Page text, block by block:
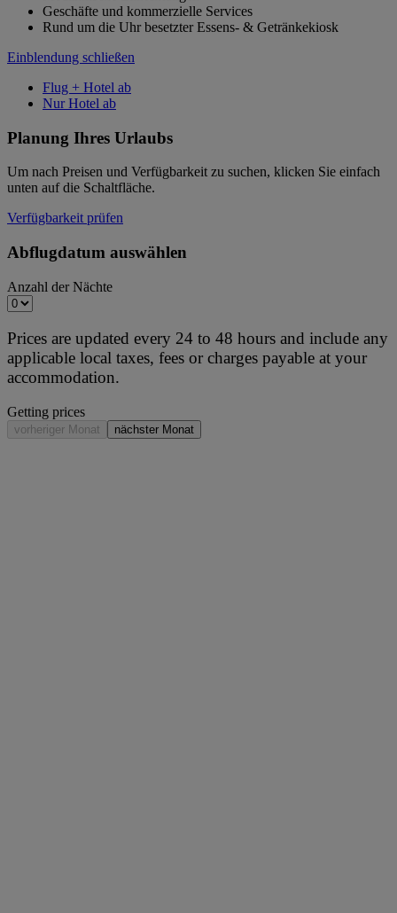
Geschäfte und kommerzielle Services
Rund um die Uhr besetzter Essens- & Getränkekiosk
Einblendung schließen
Flug + Hotel ab
Nur Hotel ab
Planung Ihres Urlaubs
Um nach Preisen und Verfügbarkeit zu suchen, klicken Sie einfach
unten auf die Schaltfläche.
Verfügbarkeit prüfen
Abflugdatum auswählen
Anzahl der Nächte
Prices are updated every 24 to 48 hours and include any
applicable local taxes, fees or charges payable at your
accommodation.
Getting prices
vorheriger Monat nächster Monat